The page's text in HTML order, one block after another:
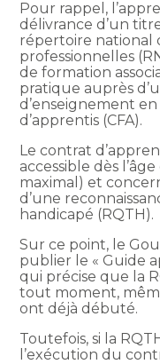
Pour rappel,
délivrance d’un
répertoire national
professionnelles
de formation
pratique auprès
d’enseignement
d’apprentis (CFA).
Le contrat
accessible dès
maximal) et
d’une
handicapé (RQTH).
Sur ce point, le
publier le « Guide
qui précise que la
tout moment,
ont déjà débuté.
Toutefois, si la
l’exécution du